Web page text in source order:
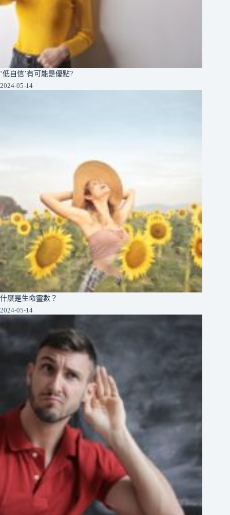
‘低自信’有可能是優點?
2024-05-14
什麼是生命靈數？
2024-05-14